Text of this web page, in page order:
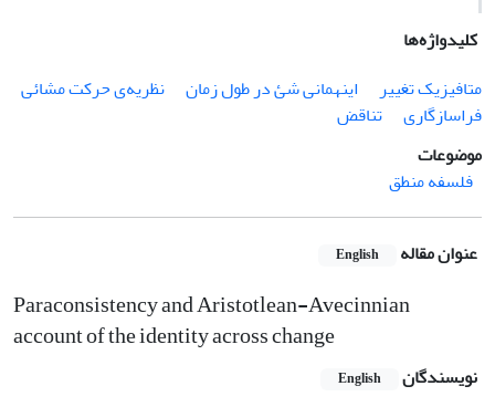
کلیدواژه‌ها
متافیزیک تغییر
اینهمانی شئ در طول زمان
نظریه‌ی حرکت مشائی
فراسازگاری
تناقض
موضوعات
فلسفه منطق
عنوان مقاله English
Paraconsistency and Aristotlean-Avecinnian
account of the identity across change
نویسندگان English